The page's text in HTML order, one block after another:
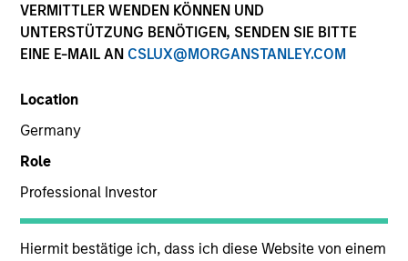
VERMITTLER WENDEN KÖNNEN UND
UNTERSTÜTZUNG BENÖTIGEN, SENDEN SIE BITTE
EINE E-MAIL AN CSLUX@MORGANSTANLEY.COM
Location
Germany
Role
Professional Investor
Hiermit bestätige ich, dass ich diese Website von einem
19 Years
TEAM